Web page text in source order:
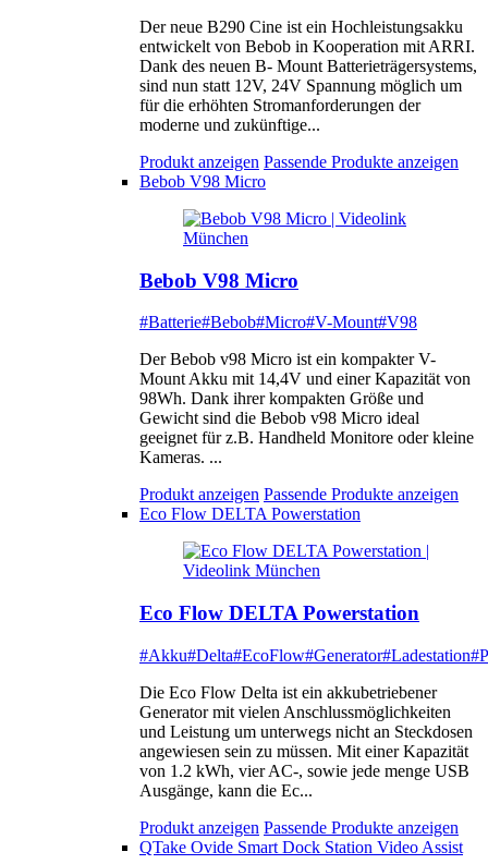
Der neue B290 Cine ist ein Hochleistungsakku
entwickelt von Bebob in Kooperation mit ARRI.
Dank des neuen B- Mount Batterieträgersystems,
sind nun statt 12V, 24V Spannung möglich um
für die erhöhten Stromanforderungen der
moderne und zukünftige...
Produkt anzeigen Passende Produkte anzeigen
Bebob V98 Micro
Bebob V98 Micro
#Batterie#Bebob#Micro#V-Mount#V98
Der Bebob v98 Micro ist ein kompakter V-
Mount Akku mit 14,4V und einer Kapazität von
98Wh. Dank ihrer kompakten Größe und
Gewicht sind die Bebob v98 Micro ideal
geeignet für z.B. Handheld Monitore oder kleine
Kameras. ...
Produkt anzeigen Passende Produkte anzeigen
Eco Flow DELTA Powerstation
Eco Flow DELTA Powerstation
#Akku#Delta#EcoFlow#Generator#Ladestation
Die Eco Flow Delta ist ein akkubetriebener
Generator mit vielen Anschlussmöglichkeiten
und Leistung um unterwegs nicht an Steckdosen
angewiesen sein zu müssen. Mit einer Kapazität
von 1.2 kWh, vier AC-, sowie jede menge USB
Ausgänge, kann die Ec...
Produkt anzeigen Passende Produkte anzeigen
QTake Ovide Smart Dock Station Video Assist